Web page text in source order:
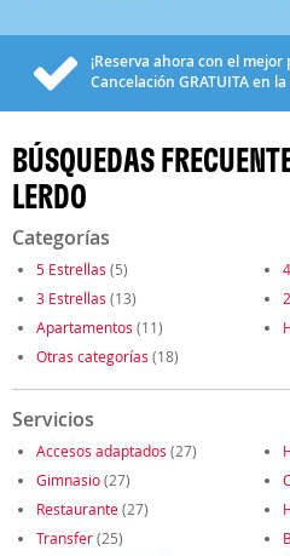
¡Reserva ahora con el
Cancelación GRATUITAen
BÚSQUEDAS
LERDO
Categorías
5 Estrellas (5)
3 Estrellas (13)
Apartamentos (11)
Otras categorías (18)
Servicios
Accesos adaptados (27)
Gimnasio(27)
Restaurante(27)
Transfer(25)